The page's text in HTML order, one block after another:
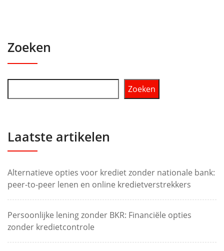
Zoeken
Zoeken
Laatste artikelen
Alternatieve opties voor krediet zonder nationale bank:
peer-to-peer lenen en online kredietverstrekkers
Persoonlijke lening zonder BKR: Financiële opties
zonder kredietcontrole